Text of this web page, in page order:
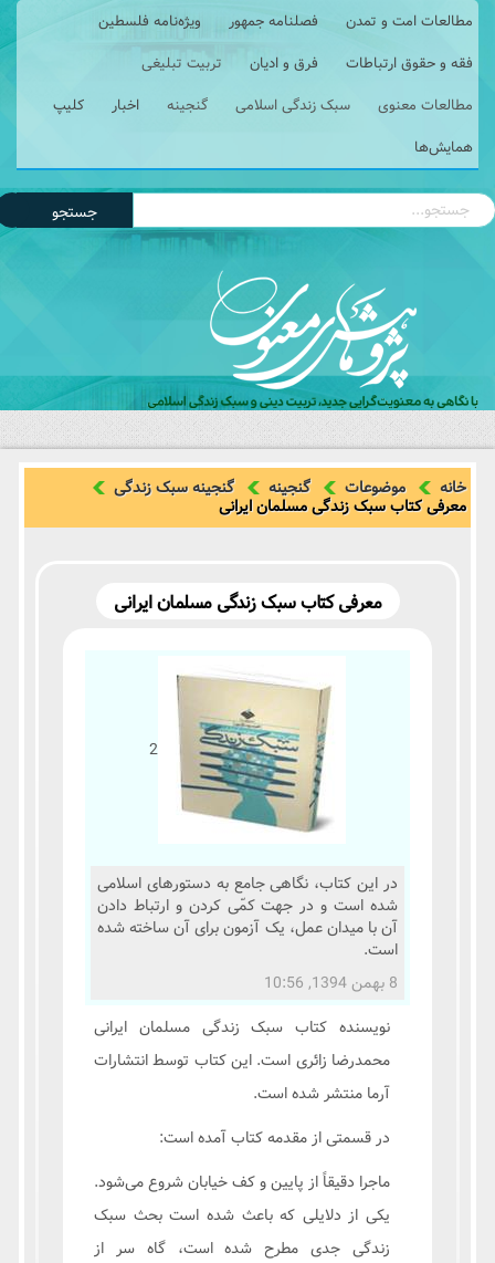
مطالعات امت و تمدن فصلنامه جمهور
ویژه‌نامه فلسطین
فقه و حقوق ارتباطات
فرق و ادیان
تربیت تبلیغی
مطالعات معنوی
سبک زندگی اسلامی گنجینه اخبار
کلیپ
همایش‌ها
جستجو
خانه موضوعات گنجینه گنجینه سبک زندگی
معرفی کتاب سبک زندگی مسلمان ایرانی
معرفی کتاب سبک زندگی مسلمان ایرانی
2
در این کتاب، نگاهی جامع به دستورهای اسلامی
شده است و در جهت کمّی کردن و ارتباط دادن
آن با میدان عمل، یک آزمون برای آن ساخته شده
است.
8 بهمن 1394, 10:56
نویسنده کتاب سبک زندگی مسلمان ایرانی
محمدرضا زائری است. این کتاب توسط انتشارات
آرما منتشر شده است.
در قسمتی از مقدمه کتاب ‌آمده است:
ماجرا دقیقاً از پایین و کف خیابان شروع می‌شود.
یکی از دلایلی که باعث شده است بحث سبک
زندگی جدی مطرح شده است، گاه سر از